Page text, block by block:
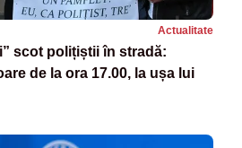
Actualitate
scot polițiștii în stradă:
de la ora 17.00, la ușa lui